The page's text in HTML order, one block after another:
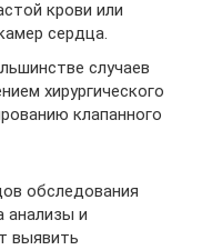
крови или
сердца.
случаев
хирургического
клапанного
обследования
анализы и
выявить